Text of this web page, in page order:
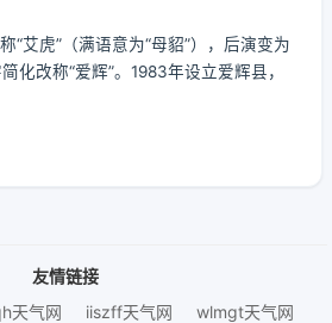
“艾虎”（满语意为“母貂”），后演变为
化改称“爱辉”。1983年设立爱辉县，
友情链接
天气网 iiszff天气网 wlmgt天气网